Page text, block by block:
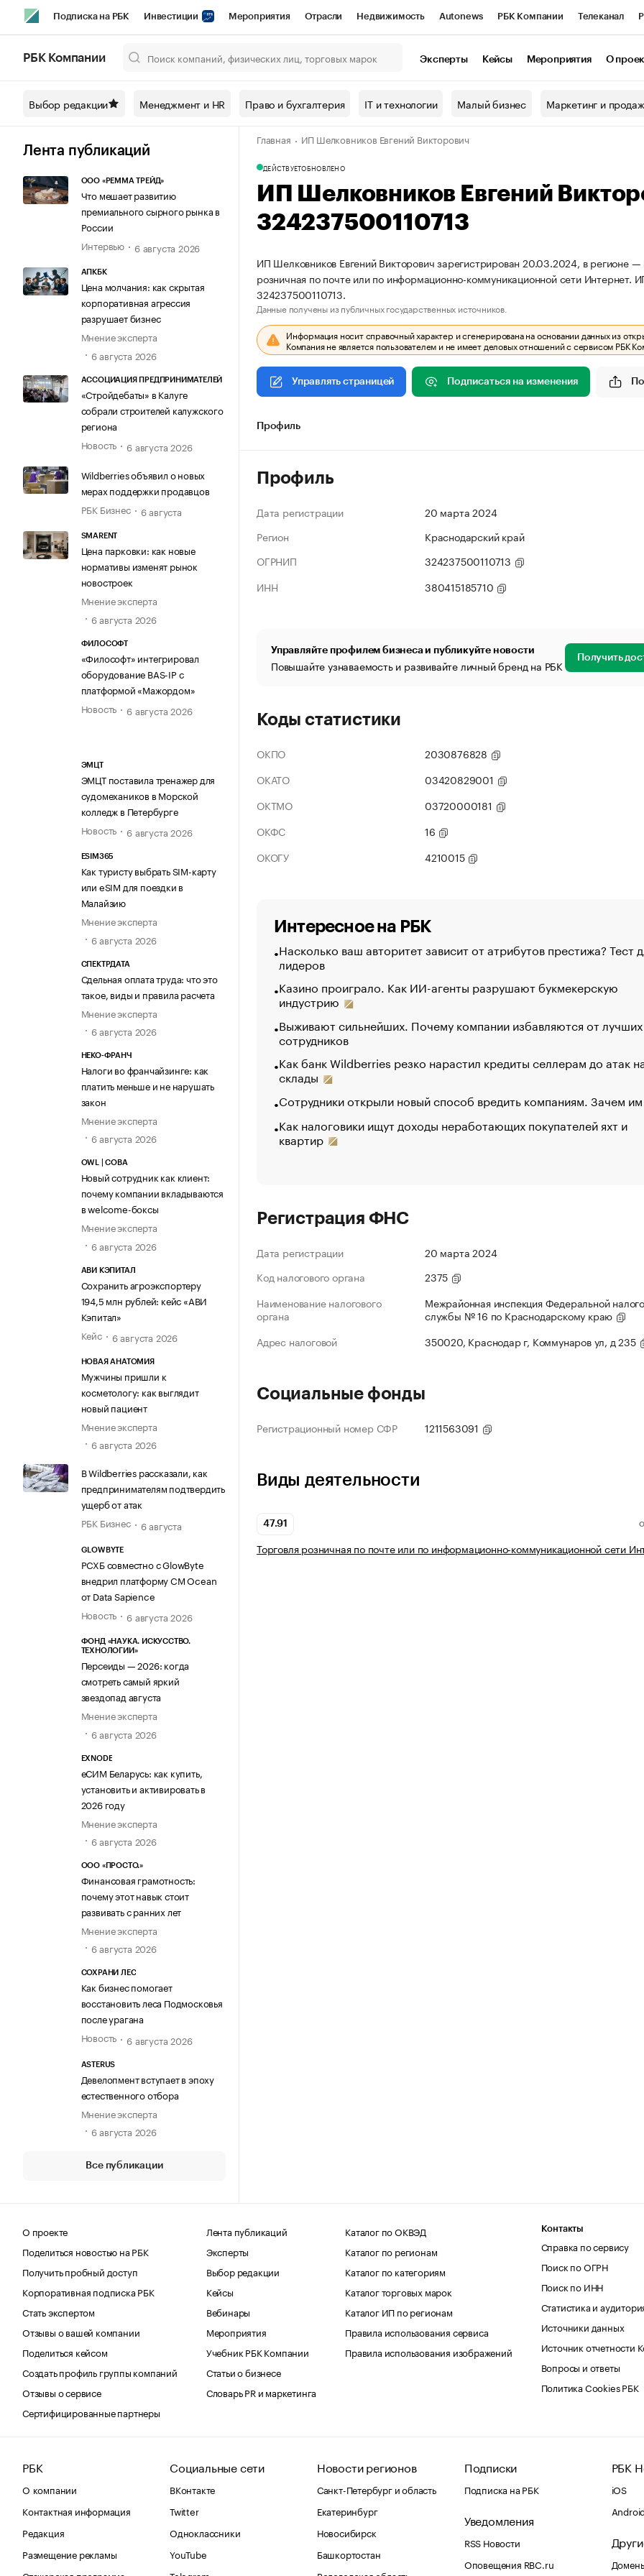
Подписка на РБК Инвестиции Мероприятия Отрасли Недвижимость Autonews РБК Компании Телеканал
Спецпроекты СПб Конференции СПб Спецпроекты Проверка контрагентов
Технологии и медиа Рынок наличной валюты
РБК Компании Эксперты Кейсы Мероприятия О
Выбор редакции Менеджмент и HR Право и бухгалтерия IT и технологии Малый бизнес Маркетинг и
Лента публикаций
ООО «РЕММА ТРЕЙД»
Что мешает развитию
премиального сырного рынка в
России
Интервью
6 августа 2026
АПКБК
Цена молчания: как скрытая
корпоративная агрессия
разрушает бизнес
Мнение эксперта
6 августа 2026
АССОЦИАЦИЯ ПРЕДПРИНИМАТЕЛЕЙ
«Стройдебаты» в Калуге
собрали строителей калужского
региона
Новость
6 августа 2026
Wildberries объявил о новых
мерах поддержки продавцов
РБК Бизнес
6 августа
SMARENT
Цена парковки: как новые
нормативы изменят рынок
новостроек
Мнение эксперта
6 августа 2026
ФИЛОСОФТ
«Философт» интегрировал
оборудование BAS-IP с
платформой «Мажордом»
Новость
6 августа 2026
ЭМЦТ
ЭМЦТ поставила тренажер для
судомехаников в Морской
колледж в Петербурге
Новость
6 августа 2026
ESIM365
Как туристу выбрать SIM-карту
или eSIM для поездки в
Малайзию
Мнение эксперта
6 августа 2026
СПЕКТРДАТА
Сдельная оплата труда: что это
такое, виды и правила расчета
Мнение эксперта
6 августа 2026
НЕКО-ФРАНЧ
Налоги во франчайзинге: как
платить меньше и не нарушать
закон
Мнение эксперта
6 августа 2026
OWL | СОВА
Новый сотрудник как клиент:
почему компании вкладываются
в welcome-боксы
Мнение эксперта
6 августа 2026
АВИ КЭПИТАЛ
Сохранить агроэкспортеру
194,5 млн рублей: кейс «АВИ
Кэпитал»
Кейс
6 августа 2026
НОВАЯ АНАТОМИЯ
Мужчины пришли к
косметологу: как выглядит
новый пациент
Мнение эксперта
6 августа 2026
В Wildberries рассказали, как
предпринимателям подтвердить
ущерб от атак
РБК Бизнес
6 августа
GLOWBYTE
РСХБ совместно с GlowByte
внедрил платформу CM Ocean
от Data Sapience
Новость
6 августа 2026
ФОНД «НАУКА. ИСКУССТВО.
ТЕХНОЛОГИИ»
Персеиды — 2026: когда
смотреть самый яркий
звездопад августа
Мнение эксперта
6 августа 2026
EXNODE
еСИМ Беларусь: как купить,
установить и активировать в
2026 году
Мнение эксперта
6 августа 2026
ООО «ПРОСТО.»
Финансовая грамотность:
почему этот навык стоит
развивать с ранних лет
Мнение эксперта
6 августа 2026
СОХРАНИ ЛЕС
Как бизнес помогает
восстановить леса Подмосковья
после урагана
Новость
6 августа 2026
ASTERUS
Девелопмент вступает в эпоху
естественного отбора
Мнение эксперта
6 августа 2026
Все публикации
Главная ИП Шелковников Евгений Викторович
ДЕЙСТВУЕТОБНОВЛЕНО
ИП Шелковников Евгений
324237500110713
ИП Шелковников Евгений Викторович зарегистрирован 20.03.2024, в регионе
розничная по почте или по информационно-коммуникационной сети
324237500110713.
Данные получены из публичных государственных источников.
Информация носит справочный характер и сгенерирована на основании данных из
Компания не является пользователем и не имеет деловых отношений с сервисом РБК
Управлять страницей Подписаться на изменения
Профиль
Профиль
Дата регистрации
20 марта 2024
Регион
Краснодарский край
ОГРНИП
324237500110713
ИНН
380415185710
Управляйте профилем бизнеса и публикуйте новости
Повышайте узнаваемость и развивайте личный бренд на РБК Получить
Коды статистики
ОКПО
2030876828
ОКАТО
03420829001
ОКТМО
03720000181
ОКФС
16
ОКОГУ
4210015
Интересное на РБК
Насколько ваш авторитет зависит от атрибутов престижа? Тест
лидеров
Казино проиграло. Как ИИ-агенты разрушают букмекерскую
индустрию
Выживают сильнейших. Почему компании избавляются от лучших
сотрудников
Как банк Wildberries резко нарастил кредиты селлерам до атак
склады
Сотрудники открыли новый способ вредить компаниям. Зачем
Как налоговики ищут доходы неработающих покупателей яхт и
квартир
Регистрация ФНС
Дата регистрации
20 марта 2024
Код налогового органа
2375
Наименование налогового
органа
Межрайонная инспекция Федеральной
службы № 16 по Краснодарскому краю
Адрес налоговой
350020, Краснодар г, Коммунаров ул, д 235
Социальные фонды
Регистрационный номер СФР 1211563091
Виды деятельности
47.91
Торговля розничная по почте или по информационно-коммуникационной сети
О проекте
Поделиться новостью на РБК
Получить пробный доступ
Корпоративная подписка РБК
Стать экспертом
Отзывы о вашей компании
Поделиться кейсом
Создать профиль группы компаний
Отзывы о сервисе
Сертифицированные партнеры
Лента публикаций
Эксперты
Выбор редакции
Кейсы
Вебинары
Мероприятия
Учебник РБК Компании
Статьи о бизнесе
Словарь PR и маркетинга
Каталог по ОКВЭД
Каталог по регионам
Каталог по категориям
Каталог торговых марок
Каталог ИП по регионам
Правила использования сервиса
Правила использования изображений
Контакты
Справка по сервису
Поиск по ОГРН
Поиск по ИНН
Статистика и
Источники данных
Источник отчетности
Вопросы и ответы
Политика Cookies РБК
РБК
О компании
Контактная информация
Редакция
Размещение рекламы
Социальные сети
ВКонтакте
Twitter
Одноклассники
YouTube
Новости регионов
Санкт-Петербург и область
Екатеринбург
Новосибирск
Башкортостан
Подписки
Подписка на РБК
Уведомления
RSS Новости
Оповещения RBC.ru
РБК
iOS